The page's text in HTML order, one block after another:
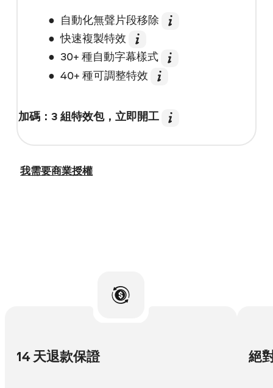
自動化無聲片段移除
快速複製特效
30+ 種自動字幕樣式
40+ 種可調整特效
加碼：3 組特效包，立即開工
我需要商業授權
14 天退款保證 絕